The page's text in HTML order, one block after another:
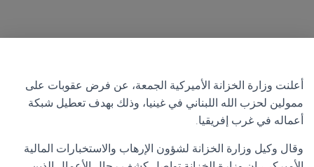
أعلنت وزارة الخزانة الأميركية الجمعة، عن فرض عقوبات على
ممولين لحزب الله اللبناني في غينيا، وذلك بهدف تعطيل شبكة
أعماله في غرب إفريقيا.
وقال وكيل وزارة الخزانة لشؤون الإرهاب والاستخبارات المالية